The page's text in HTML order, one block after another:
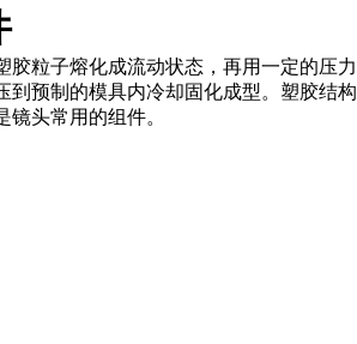
胶粒子熔化成流动状态，再用一定的压力
到预制的模具内冷却固化成型。塑胶结构
头常用的组件。